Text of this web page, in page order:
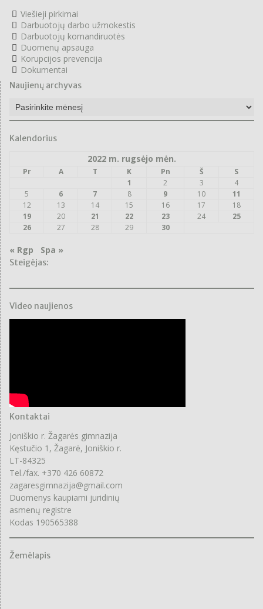
Viešieji pirkimai
Darbuotojų darbo užmokestis
Darbuotojų komandiruotės
Duomenų apsauga
Korupcijos prevencija
Dokumentai
Naujienų archyvas
archyvas
Kalendorius
2022 m. rugsėjo mėn.
Pr A T K Pn Š
S
1
2 3
4
5
6 7 8 9 10
11
12
13 14 15 16 17
18
19
20 21 22 23 24
25
26
27 28 29 30
« Rgp Spa »
Steigėjas:
Video naujienos
Kontaktai
Joniškio r. Žagarės gimnazija
Kęstučio 1, Žagarė, Joniškio r.
LT-84325
Tel./fax. +370 426 60872
zagaresgimnazija@gmail.com
Duomenys kaupiami juridinių
asmenų registre
Kodas 190565388
Žemėlapis